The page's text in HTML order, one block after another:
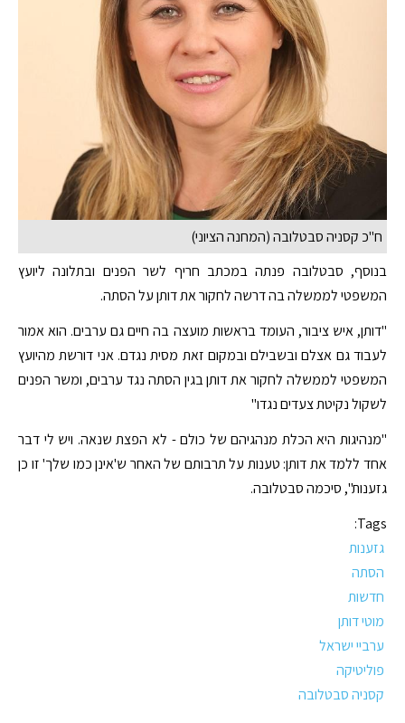
ח"כ קסניה סבטלובה (המחנה הציוני)
בנוסף, סבטלובה פנתה במכתב חריף לשר הפנים ובתלונה ליועץ
המשפטי לממשלה בה דרשה לחקור את דותן על הסתה.
"דותן, איש ציבור, העומד בראשות מועצה בה חיים גם ערבים. הוא אמור
לעבוד גם אצלם ובשבילם ובמקום זאת מסית נגדם. אני דורשת מהיועץ
המשפטי לממשלה לחקור את דותן בגין הסתה נגד ערבים, ומשר הפנים
לשקול נקיטת צעדים נגדו"
"מנהיגות היא הכלת מנהגיהם של כולם - לא הפצת שנאה. ויש לי דבר
אחד ללמד את דותן: טענות על תרבותם של האחר ש'אינן כמו שלך' זו כן
גזענות", סיכמה סבטלובה.
Tags:
גזענות
הסתה
חדשות
מוטי דותן
ערביי ישראל
פוליטיקה
קסניה סבטלובה